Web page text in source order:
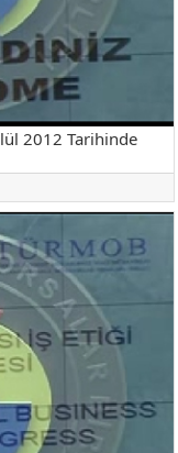
2012 Tarihinde